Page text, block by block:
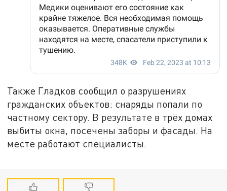
Также Гладков сообщил о разрушениях
гражданских объектов: снаряды попали по
частному сектору. В результате в трёх домах
выбиты окна, посечены заборы и фасады. На
месте работают специалисты.